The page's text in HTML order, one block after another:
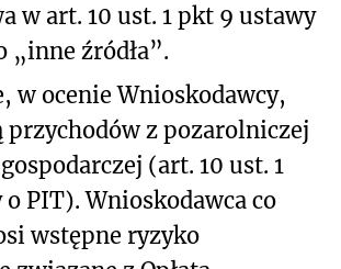
w art. 10 ust. 1 pkt 9 ustawy
„inne źródła”.
w ocenie Wnioskodawcy,
przychodów z pozarolniczej
(art. 10 ust. 1
PIT). Wnioskodawca co
wstępne ryzyko